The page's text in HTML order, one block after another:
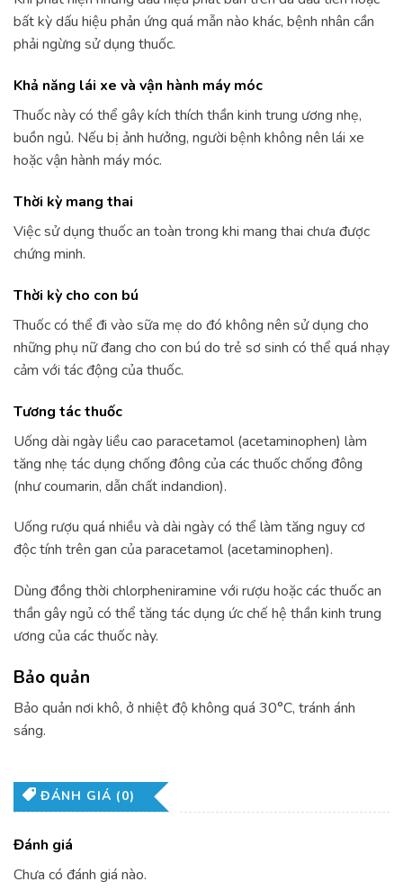
bất kỳ dấu hiệu phản ứng quá mẫn nào khác, bệnh nhân cần
phải ngừng sử dụng thuốc.
Khả năng lái xe và vận hành máy móc
Thuốc này có thể gây kích thích thần kinh trung ương nhẹ,
buồn ngủ. Nếu bị ảnh hưởng, người bệnh không nên lái xe
hoặc vận hành máy móc.
Thời kỳ mang thai
Việc sử dụng thuốc an toàn trong khi mang thai chưa được
chứng minh.
Thời kỳ cho con bú
Thuốc có thể đi vào sữa mẹ do đó không nên sử dụng cho
những phụ nữ đang cho con bú do trẻ sơ sinh có thể quá nhạy
cảm với tác động của thuốc.
Tương tác thuốc
Uống dài ngày liều cao paracetamol (acetaminophen) làm
tăng nhẹ tác dụng chống đông của các thuốc chống đông
(như coumarin, dẫn chất indandion).
Uống rượu quá nhiều và dài ngày có thể làm tăng nguy cơ
độc tính trên gan của paracetamol (acetaminophen).
Dùng đồng thời chlorpheniramine với rượu hoặc các thuốc an
thần gây ngủ có thể tăng tác dụng ức chế hệ thần kinh trung
ương của các thuốc này.
Bảo quản
Bảo quản nơi khô, ở nhiệt độ không quá 30°C, tránh ánh
sáng.
ĐÁNH GIÁ (0)
Đánh giá
Chưa có đánh giá nào.